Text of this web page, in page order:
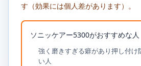
す（効果には個人差があります）。
ソニッケアー5300がおすすめな人
強く磨きすぎる癖があり押し付け
い人